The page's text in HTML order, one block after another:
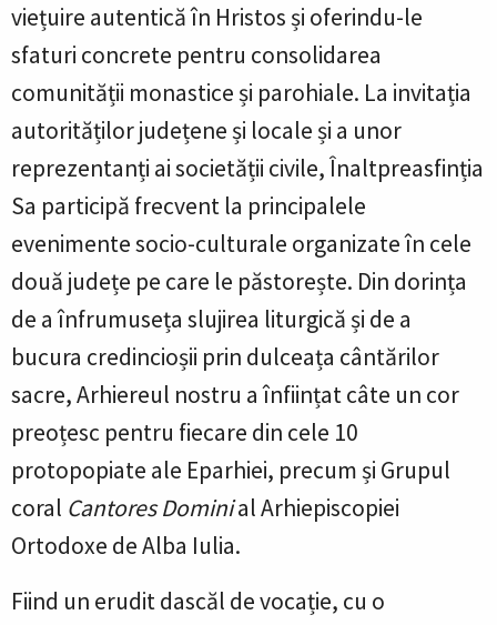
viețuire autentică în Hristos și oferindu-le
sfaturi concrete pentru consolidarea
comunității monastice și parohiale. La invitația
autorităților județene și locale și a unor
reprezentanți ai societății civile, Înaltpreasfinția
Sa participă frecvent la principalele
evenimente socio-culturale organizate în cele
două județe pe care le păstorește. Din dorința
de a înfrumuseța slujirea liturgică și de a
bucura credincioșii prin dulceața cântărilor
sacre, Arhiereul nostru a înființat câte un cor
preoțesc pentru fiecare din cele 10
protopopiate ale Eparhiei, precum și Grupul
coral Cantores Dominial Arhiepiscopiei
Ortodoxe de Alba Iulia.
Fiind un erudit dascăl de vocație, cu o